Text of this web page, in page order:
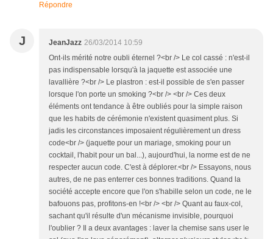
Répondre
J JeanJazz 26/03/2014 10:59
Ont-ils mérité notre oubli éternel ?<br /> Le col cassé : n'est-il
pas indispensable lorsqu'à la jaquette est associée une
lavallière ?<br /> Le plastron : est-il possible de s'en passer
lorsque l'on porte un smoking ?<br /> <br /> Ces deux
éléments ont tendance à être oubliés pour la simple raison
que les habits de cérémonie n'existent quasiment plus. Si
jadis les circonstances imposaient régulièrement un dress
code<br /> (jaquette pour un mariage, smoking pour un
cocktail, l'habit pour un bal...), aujourd'hui, la norme est de ne
respecter aucun code. C'est à déplorer.<br /> Essayons, nous
autres, de ne pas enterrer ces bonnes traditions. Quand la
société accepte encore que l'on s'habille selon un code, ne le
bafouons pas, profitons-en !<br /> <br /> Quant au faux-col,
sachant qu'il résulte d'un mécanisme invisible, pourquoi
l'oublier ? Il a deux avantages : laver la chemise sans user le